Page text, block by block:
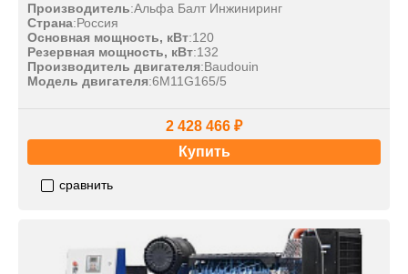
Производитель:Альфа Балт Инжиниринг
Страна:Россия
Основная мощность, кВт:120
Резервная мощность, кВт:132
Производитель двигателя:Baudouin
Модель двигателя:6M11G165/5
2 428 466 ₽
Купить
сравнить